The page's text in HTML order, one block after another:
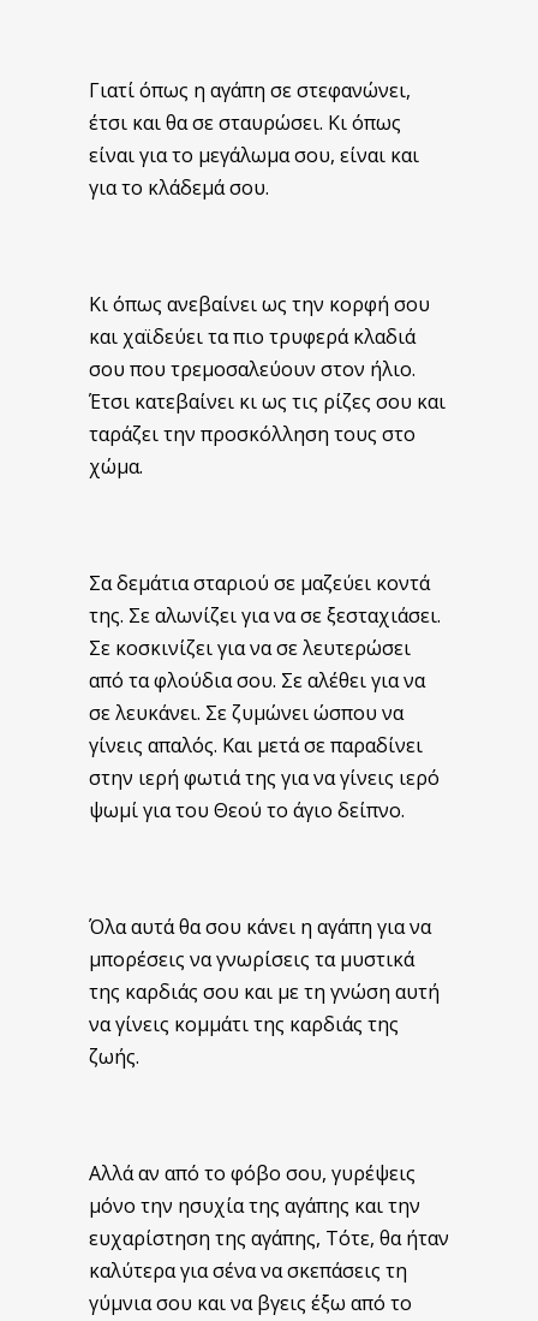
Γιατί όπως η αγάπη σε στεφανώνει,
έτσι και θα σε σταυρώσει. Κι όπως
είναι για το μεγάλωμα σου, είναι και
για το κλάδεμά σου.
Κι όπως ανεβαίνει ως την κορφή σου
και χαϊδεύει τα πιο τρυφερά κλαδιά
σου που τρεμοσαλεύουν στον ήλιο.
Έτσι κατεβαίνει κι ως τις ρίζες σου και
ταράζει την προσκόλληση τους στο
χώμα.
Σα δεμάτια σταριού σε μαζεύει κοντά
της. Σε αλωνίζει για να σε ξεσταχιάσει.
Σε κοσκινίζει για να σε λευτερώσει
από τα φλούδια σου. Σε αλέθει για να
σε λευκάνει. Σε ζυμώνει ώσπου να
γίνεις απαλός. Και μετά σε παραδίνει
στην ιερή φωτιά της για να γίνεις ιερό
ψωμί για του Θεού το άγιο δείπνο.
Όλα αυτά θα σου κάνει η αγάπη για να
μπορέσεις να γνωρίσεις τα μυστικά
της καρδιάς σου και με τη γνώση αυτή
να γίνεις κομμάτι της καρδιάς της
ζωής.
Αλλά αν από το φόβο σου, γυρέψεις
μόνο την ησυχία της αγάπης και την
ευχαρίστηση της αγάπης, Τότε, θα ήταν
καλύτερα για σένα να σκεπάσεις τη
γύμνια σου και να βγεις έξω από το